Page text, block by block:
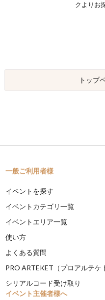
クよりお
トップ
一般ご利用者様
イベントを探す
イベントカテゴリ一覧
イベントエリア一覧
使い方
よくある質問
PRO ARTEKET（プロアルテケ
シリアルコード受け取り
イベント主催者様へ